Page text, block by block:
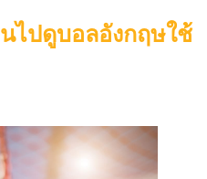
ไปดูบอลอังกฤษใช้